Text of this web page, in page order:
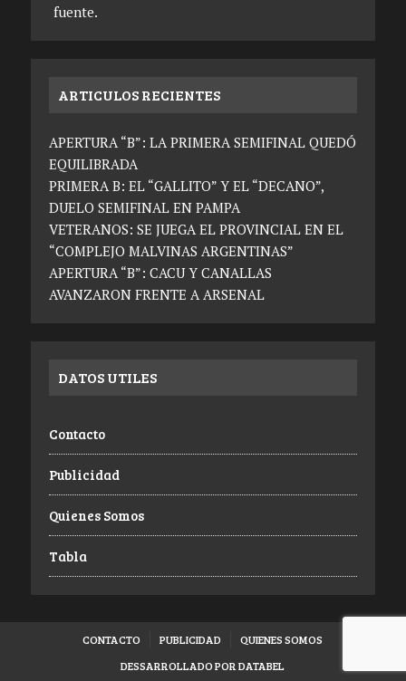
fuente.
ARTICULOS RECIENTES
APERTURA “B”: LA PRIMERA SEMIFINAL QUEDÓ
EQUILIBRADA
PRIMERA B: EL “GALLITO” Y EL “DECANO”,
DUELO SEMIFINAL EN PAMPA
VETERANOS: SE JUEGA EL PROVINCIAL EN EL
“COMPLEJO MALVINAS ARGENTINAS”
APERTURA “B”: CACU Y CANALLAS
AVANZARON FRENTE A ARSENAL
DATOS UTILES
Contacto
Publicidad
Quienes Somos
Tabla
CONTACTO PUBLICIDAD
QUIENES SOMOS
DESSARROLLADO POR DATABEL